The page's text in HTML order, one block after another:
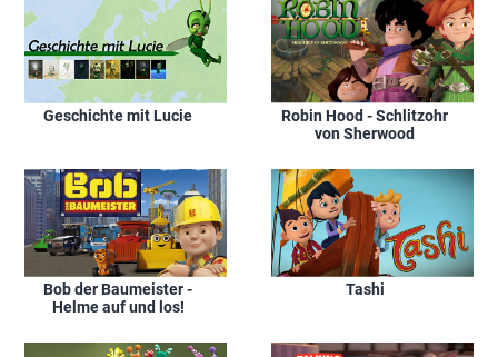
Geschichte mit Lucie
Robin Hood - Schlitzohr
von Sherwood
Bob der Baumeister -
Helme auf und los!
Tashi